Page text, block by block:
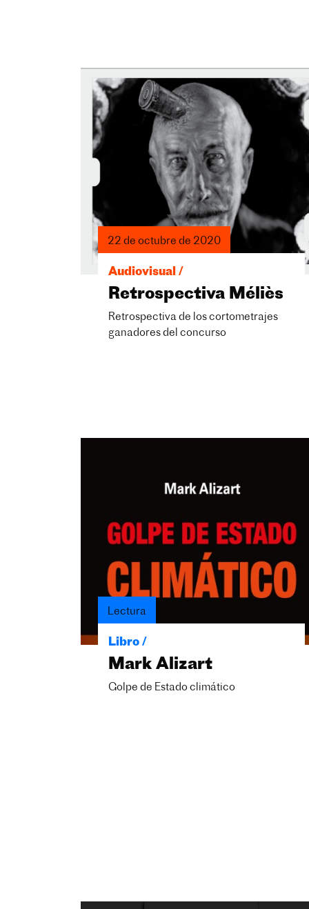
22 de octubre de 2020
Audiovisual /
Retrospectiva Méliès
Retrospectiva de los cortometrajes
ganadores del concurso
Lectura
Libro /
Mark Alizart
Golpe de Estado climático